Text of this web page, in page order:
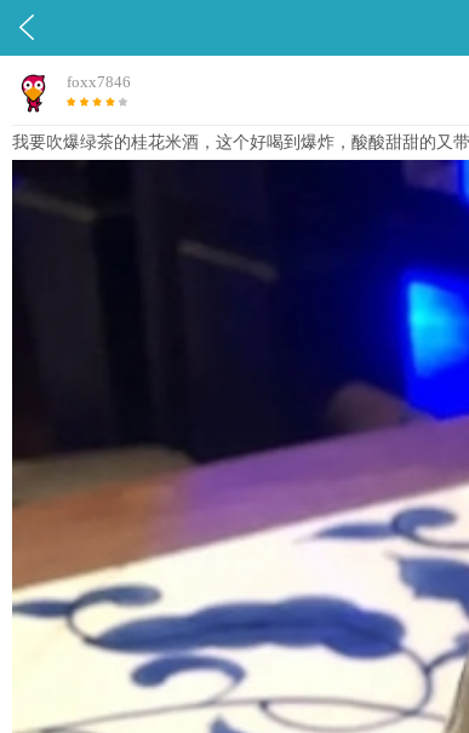

foxx7846
我要吹爆绿茶的桂花米酒，这个好喝到爆炸，酸酸甜甜的又